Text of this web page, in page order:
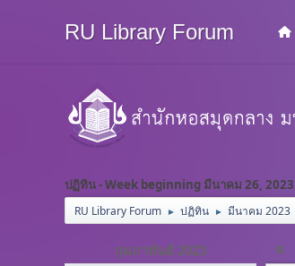
RU Library Forum
ปฏิทิน - Week beginning มีนาคม 26, 2023
RU Library Forum ► ปฏิทิน ► มีนาคม 2023
กุมภาพันธ์ 2023 «